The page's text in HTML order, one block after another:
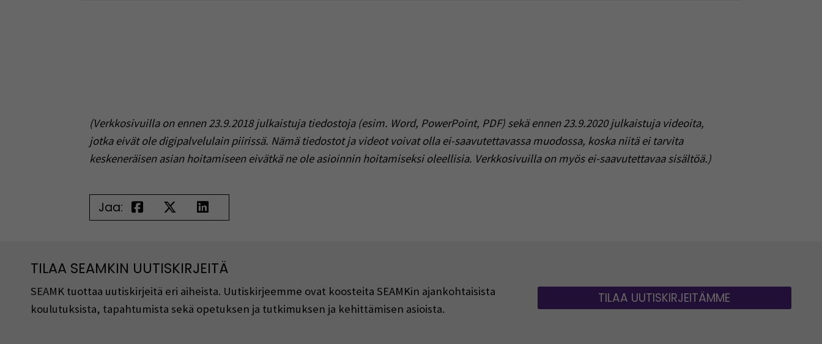
(Verkkosivuilla on ennen 23.9.2018 julkaistuja tiedostoja (esim. Word, PowerPoint, PDF) sekä ennen 23.9.2020 julkaistuja videoita,
jotka eivät ole digipalvelulain piirissä. Nämä tiedostot ja videot voivat olla ei-saavutettavassa muodossa, koska niitä ei tarvita
keskeneräisen asian hoitamiseen eivätkä ne ole asioinnin hoitamiseksi oleellisia. Verkkosivuilla on myös ei-saavutettavaa sisältöä.)
Jaa:
TILAA SEAMKIN UUTISKIRJEITÄ
SEAMK tuottaa uutiskirjeitä eri aiheista. Uutiskirjeemme ovat koosteita SEAMKin ajankohtaisista
koulutuksista, tapahtumista sekä opetuksen ja tutkimuksen ja kehittämisen asioista.
TILAA UUTISKIRJEITÄMME